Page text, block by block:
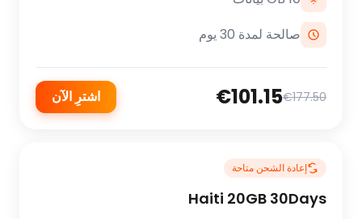
صالحة لمدة 30 يوم
€177.50
€101.15 اشترِ الآن
إعادة الشحن متاحة
Haiti 20GB 30Days